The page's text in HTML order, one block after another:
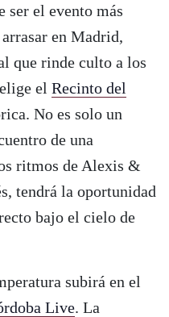
el evento más
en Madrid,
que rinde culto a los
el Recinto del
No es solo un
de una
ritmos de Alexis &
tendrá la oportunidad
bajo el cielo de
subirá en el
Live. La